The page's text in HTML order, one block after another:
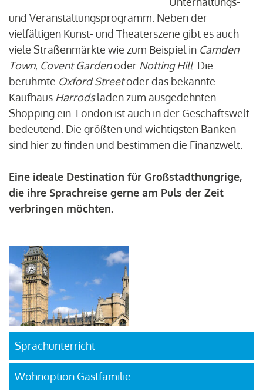
und Veranstaltungsprogramm. Neben der
vielfältigen Kunst- und Theaterszene gibt es auch
viele Straßenmärkte wie zum Beispiel in Camden
Town, Covent Gardenoder Notting Hill. Die
berühmte Oxford Streetoder das bekannte
Kaufhaus Harrodsladen zum ausgedehnten
Shopping ein. London ist auch in der Geschäftswelt
bedeutend. Die größten und wichtigsten Banken
sind hier zu finden und bestimmen die Finanzwelt.
Eine ideale Destination für Großstadthungrige,
die ihre Sprachreise gerne am Puls der Zeit
verbringen möchten.
Sprachunterricht
Die große
Chance einer
Wohnoption Gastfamilie